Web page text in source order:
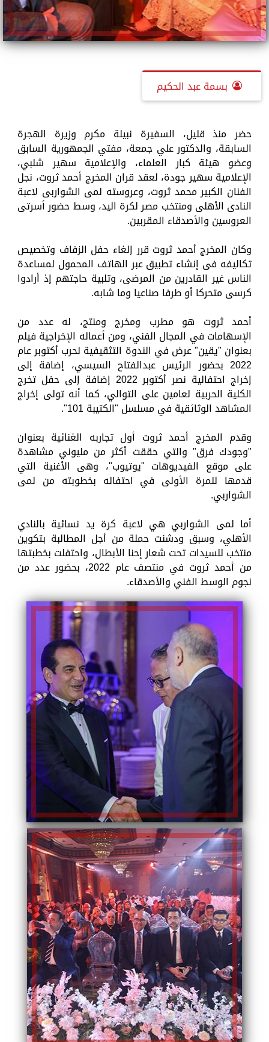
بسمة عبد الحكيم
حضر منذ قليل، السفيرة نبيلة مكرم وزيرة الهجرة
السابقة، والدكتور علي جمعة، مفتي الجمهورية السابق
وعضو هيئة كبار العلماء، والإعلامية سهير شلبي،
الإعلامية سهير جودة، لعقد قران المخرج أحمد ثروت، نجل
الفنان الكبير محمد ثروت، وعروسته لمى الشواربى لاعبة
النادى الأهلى ومنتخب مصر لكرة اليد، وسط حضور أسرتى
العروسين والأصدقاء المقربين.
وكان المخرج أحمد ثروت قرر إلغاء حفل الزفاف وتخصيص
تكاليفه فى إنشاء تطبيق عبر الهاتف المحمول لمساعدة
الناس غير القادرين من المرضى، وتلبية حاجتهم إذ أرادوا
كرسى متحركا أو طرفا صناعيا وما شابه.
أحمد ثروت هو مطرب ومخرج ومنتج، له عدد من
الإسهامات في المجال الفني، ومن أعماله الإخراجية فيلم
بعنوان "يقين" عرض في الندوة التثقيفية لحرب أكتوبر عام
2022 بحضور الرئيس عبدالفتاح السيسي، إضافة إلى
إخراج احتفالية نصر أكتوبر 2022 إضافة إلى حفل تخرج
الكلية الحربية لعامين على التوالي، كما أنه تولى إخراج
المشاهد الوثائقية في مسلسل "الكتيبة 101".
وقدم المخرج أحمد ثروت أول تجاربه الغنائية بعنوان
"وجودك فرق" والتي حققت أكثر من مليوني مشاهدة
على موقع الفيديوهات "يوتيوب"، وهى الأغنية التي
قدمها للمرة الأولى في احتفاله بخطوبته من لمى
الشواربي.
أما لمى الشواربي هي لاعبة كرة يد نسائية بالنادي
الأهلي، وسبق ودشنت حملة من أجل المطالبة بتكوين
منتخب للسيدات تحت شعار إحنا الأبطال، واحتفلت بخطبتها
من أحمد ثروت في منتصف عام 2022، بحضور عدد من
نجوم الوسط الفني والأصدقاء.